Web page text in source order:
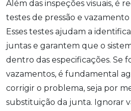
Além das inspeções visuais, é
testes de pressão e
Esses testes ajudam a
juntas e garantem que o
dentro das especificações. Se
vazamentos, é fundamental
corrigir o problema, seja por
substituição da junta. Ignorar